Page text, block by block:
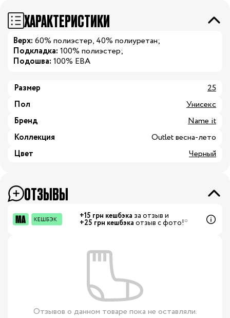
ХАРАКТЕРИСТИКИ
Верх: 60% полиэстер, 40% полиуретан;
Подкладка: 100% полиэстер;
Подошва: 100% ЕВА
Размер
25
Пол
Унисекс
Бренд
Name it
Коллекция
Outlet весна-лето
Цвет
Черный
ОТЗЫВЫ
+15 грн кешбэка за отзыв и
+25 грн кешбэка отзыв с фото!*
Отзывов о данном товаре пока не оставляли.